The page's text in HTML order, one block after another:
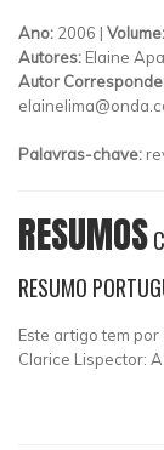
Ano: 2006 | Volume:
Autores: Elaine
Autor
Palavras-chave:
RESUMOS
RESUMO
Este artigo tem
Clarice Lispector: